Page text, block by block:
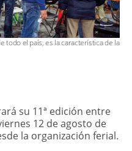
todo el país, es la característica de la
su 11ª edición entre
12 de agosto de
la organización ferial.